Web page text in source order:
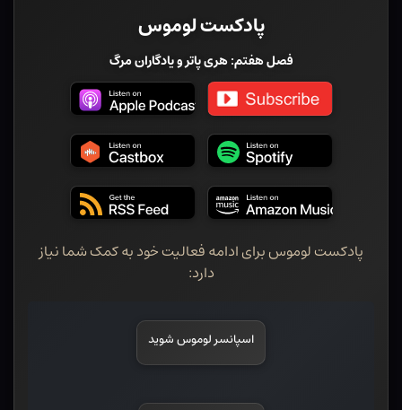
پادکست لوموس
فصل هفتم: هری پاتر و یادگاران مرگ
پادکست لوموس برای ادامه فعالیت خود به کمک شما نیاز
دارد:
اسپانسر لوموس شوید